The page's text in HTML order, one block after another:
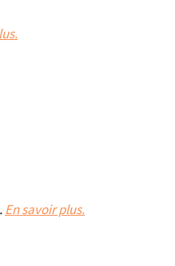
En savoir plus.